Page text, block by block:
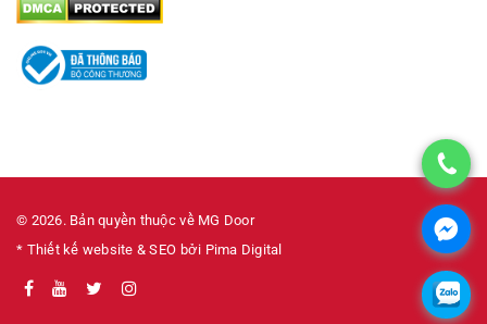
© 2026. Bản quyền thuộc về MG Door
* Thiết kế website & SEO bởi Pima Digital